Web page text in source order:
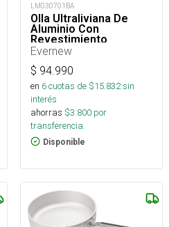
LM030701BA
Olla Ultraliviana De
Aluminio Con
Revestimiento
Antiadherente-740 Ml
Evernew
$ 94.990
en 6cuotas de $15.832sin
interés
ahorras $3.800 por
transferencia.
Disponible